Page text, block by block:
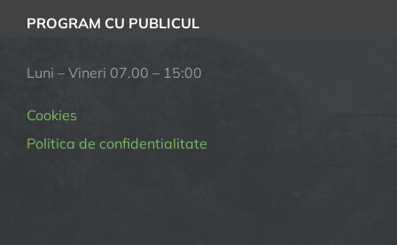
PROGRAM CU PUBLICUL
Luni – Vineri 07.00 – 15:00
Cookies
Politica de confidentialitate